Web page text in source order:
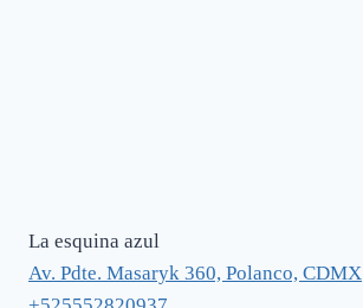
La esquina azul
Av. Pdte. Masaryk 360, Polanco, CDMX